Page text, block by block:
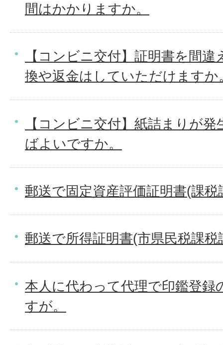
間はかかりますか。
【コンビニ交付】証明書を間
換や返金はしていただけますか
【コンビニ交付】紙詰まりが
ばよいですか。
郵送で固定資産評価証明書(課
郵送で所得証明書(市県民税課
本人に代わって代理で印鑑登録
すが。